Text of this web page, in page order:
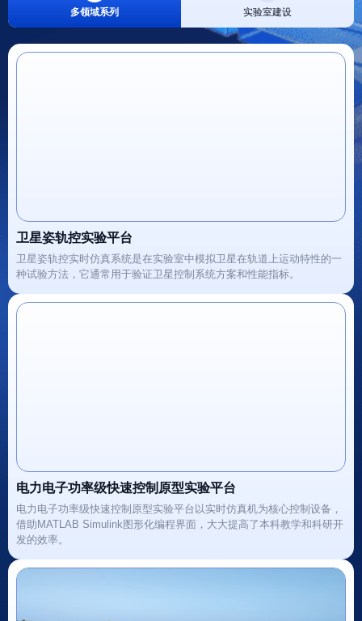
多领域系列 实验室建设
卫星姿轨控实验平台
卫星姿轨控实时仿真系统是在实验室中模拟卫星在轨道上运动特性的一
种试验方法，它通常用于验证卫星控制系统方案和性能指标。
电力电子功率级快速控制原型实验平台
电力电子功率级快速控制原型实验平台以实时仿真机为核心控制设备，
借助MATLAB Simulink图形化编程界面，大大提高了本科教学和科研开
发的效率。